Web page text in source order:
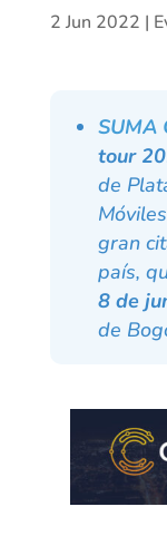
2 Jun 2022 |
SUMA
tour
de
gran
país,
8 de
de